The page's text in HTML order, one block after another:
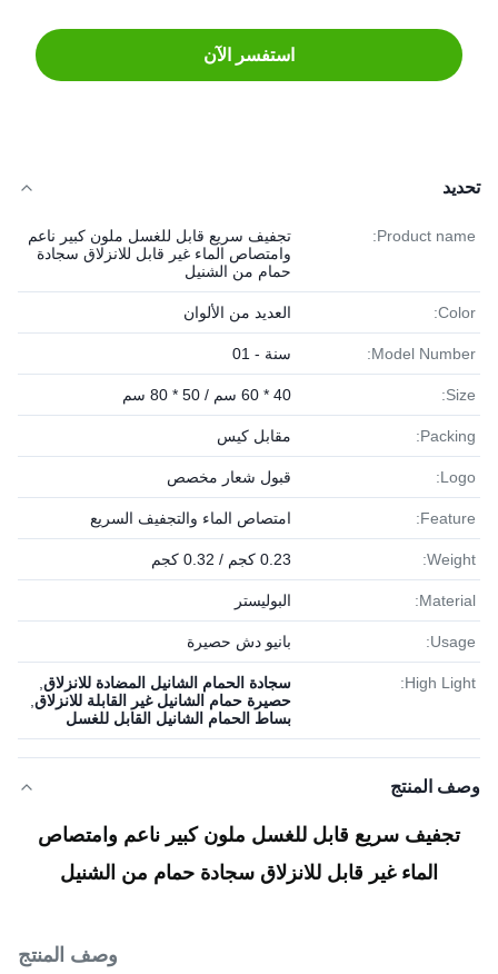
استفسر الآن
تحديد
Product name:
تجفيف سريع قابل للغسل ملون كبير ناعم
وامتصاص الماء غير قابل للانزلاق سجادة
حمام من الشنيل
Color: العديد من الألوان
Model Number: سنة - 01
Size: 40 * 60 سم / 50 * 80 سم
Packing: مقابل كيس
Logo: قبول شعار مخصص
Feature: امتصاص الماء والتجفيف السريع
Weight: 0.23 كجم / 0.32 كجم
Material: البوليستر
Usage: بانيو دش حصيرة
High Light: سجادة الحمام الشانيل المضادة للانزلاق
حصيرة حمام الشانيل غير القابلة للانزلاق
بساط الحمام الشانيل القابل للغسل
وصف المنتج
تجفيف سريع قابل للغسل ملون كبير ناعم وامتصاص
الماء غير قابل للانزلاق سجادة حمام من الشنيل
وصف المنتج